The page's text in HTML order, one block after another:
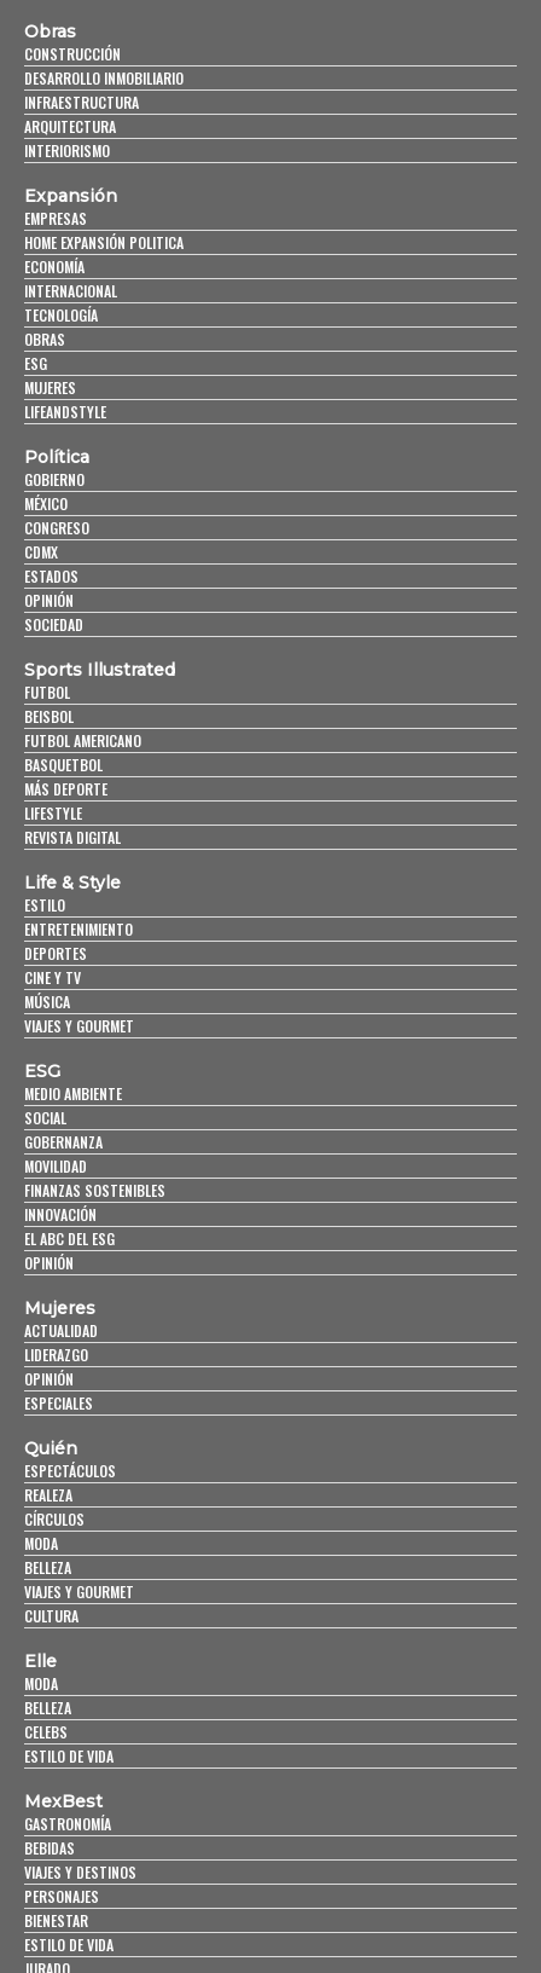
Obras
CONSTRUCCIÓN
DESARROLLO INMOBILIARIO
INFRAESTRUCTURA
ARQUITECTURA
INTERIORISMO
Expansión
EMPRESAS
HOME EXPANSIÓN POLITICA
ECONOMÍA
INTERNACIONAL
TECNOLOGÍA
OBRAS
ESG
MUJERES
LIFEANDSTYLE
Política
GOBIERNO
MÉXICO
CONGRESO
CDMX
ESTADOS
OPINIÓN
SOCIEDAD
Sports Illustrated
FUTBOL
BEISBOL
FUTBOL AMERICANO
BASQUETBOL
MÁS DEPORTE
LIFESTYLE
REVISTA DIGITAL
Life & Style
ESTILO
ENTRETENIMIENTO
DEPORTES
CINE Y TV
MÚSICA
VIAJES Y GOURMET
ESG
MEDIO AMBIENTE
SOCIAL
GOBERNANZA
MOVILIDAD
FINANZAS SOSTENIBLES
INNOVACIÓN
EL ABC DEL ESG
OPINIÓN
Mujeres
ACTUALIDAD
LIDERAZGO
OPINIÓN
ESPECIALES
Quién
ESPECTÁCULOS
REALEZA
CÍRCULOS
MODA
BELLEZA
VIAJES Y GOURMET
CULTURA
Elle
MODA
BELLEZA
CELEBS
ESTILO DE VIDA
MexBest
GASTRONOMÍA
BEBIDAS
VIAJES Y DESTINOS
PERSONAJES
BIENESTAR
ESTILO DE VIDA
JURADO